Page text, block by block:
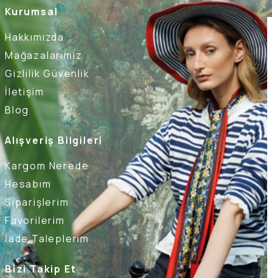
Kurumsal
Hakkımızda
Mağazalarımız
Gizlilik Güvenlik
İletişim
Blog
Alışveriş Bilgileri
Kargom Nerede
Hesabım
Siparişlerim
Favorilerim
İade Taleplerim
Bizi Takip Et